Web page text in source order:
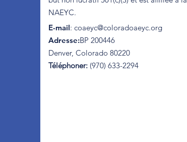
NAEYC.
E-mail: coaeyc@coloradoaeyc.org
Adresse:​BP 200446
Denver, Colorado 80220
Téléphoner: (970) 633-2294